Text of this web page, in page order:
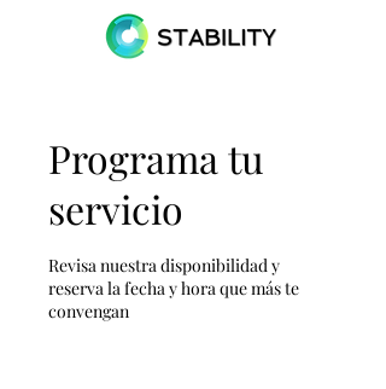
Programa tu
servicio
Revisa nuestra disponibilidad y
reserva la fecha y hora que más te
convengan